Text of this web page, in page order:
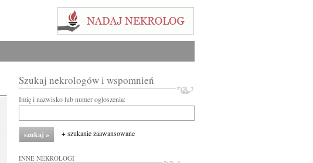
Szukaj nekrologów i wspomnień
Imię i nazwisko lub numer ogłoszenia:
+ szukanie zaawansowane
INNE NEKROLOGI